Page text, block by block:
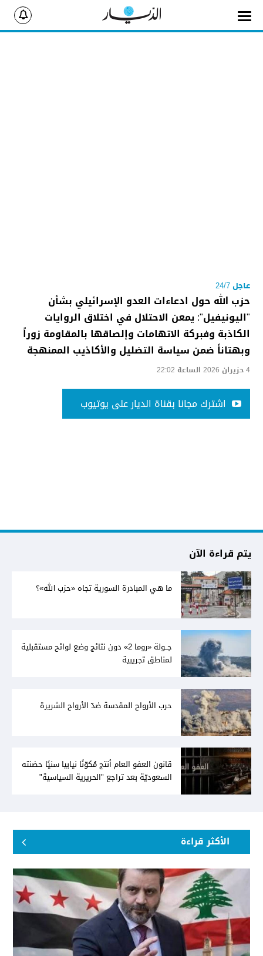
عاجل 24/7
حزب الله حول ادعاءات العدو الإسرائيلي بشأن
"اليونيفيل": يمعن الاحتلال في اختلاق الروايات
الكاذبة وفبركة الاتهامات وإلصاقها بالمقاومة زوراً
وبهتاناً ضمن سياسة التضليل والأكاذيب الممنهجة
4 حزيران 2026 الساعة 22:02
اشترك مجانا بقناة الديار على يوتيوب
يتم قراءة الآن
ما هي المبادرة السورية تجاه «حزب الله»؟
جــولة «روما 2» دون نتائج وضع لوائح مستقبلية
لمناطق تجريبية
حرب الأرواح المقدسة ضدّ الأرواح الشريرة
قانون العفو العام أنتج مُكوّنًا نيابيا سنيًا حضنته
السعوديّة بعد تراجع "الحريرية السياسية"
الأكثر قراءة